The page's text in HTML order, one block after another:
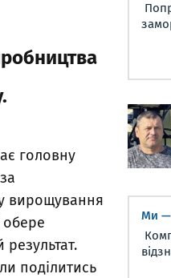
головну
вирощування
обере
поділитись
Ми —